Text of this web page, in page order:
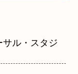
サル・スタジ